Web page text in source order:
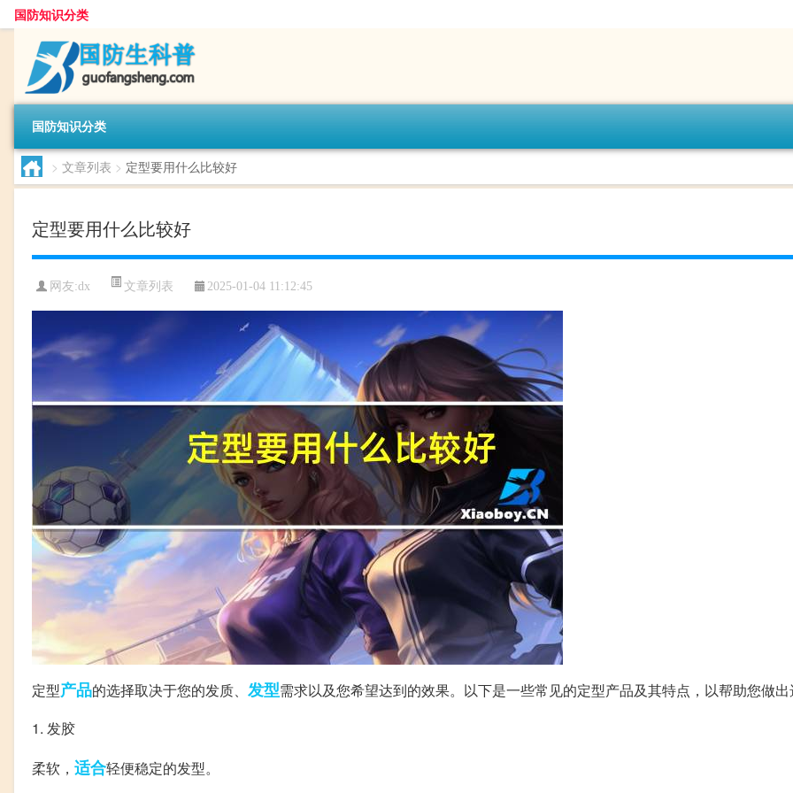
国防知识分类
国防知识分类
> 文章列表 > 定型要用什么比较好
定型要用什么比较好
网友:dx 文章列表 2025-01-04 11:12:45
定型产品的选择取决于您的发质、 发型需求以及您希望达到的效果。以下是一些常见的定型产品及其特点，以帮助您做
1. 发胶
柔软， 适合轻便稳定的发型。